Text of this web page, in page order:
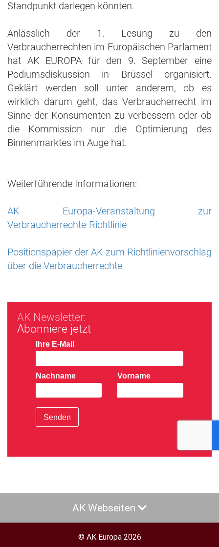
Standpunkt darlegen könnten.
Anlässlich der 1. Lesung zu den
Verbraucherrechten im Europäischen Parlament
hat AK EUROPA für den 9. September eine
Podiumsdiskussion in Brüssel organisiert.
Geklärt werden soll unter anderem, ob es
wirklich darum geht, das Verbraucherrecht im
Sinne der Konsumenten zu verbessern oder ob
die Kommission nur die Optimierung des
Binnenmarktes im Auge hat.
Weiterführende Informationen:
AK Europa-Veranstaltung zur
Verbraucherrechte-Richtlinie
Positionspapier der AK zum Richtlinienvorschlag
über die Verbraucherrechte
AK Newsletter:
Abonniere jetzt
Ihre E-Mail
Nachname Vorname
Senden
AK Webseiten
© AK Europa 2026